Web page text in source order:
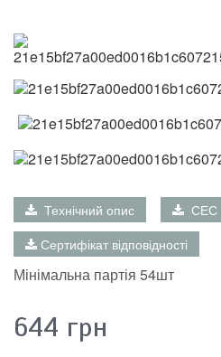
Технічний опис
СЕС
Сертифікат відповідності
Мінімальна партія 54шт
644 грн